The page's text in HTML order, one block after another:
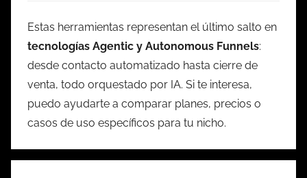
Estas herramientas representan el último salto en
tecnologías Agentic y Autonomous Funnels:
desde contacto automatizado hasta cierre de
venta, todo orquestado por IA. Si te interesa,
puedo ayudarte a comparar planes, precios o
casos de uso específicos para tu nicho.